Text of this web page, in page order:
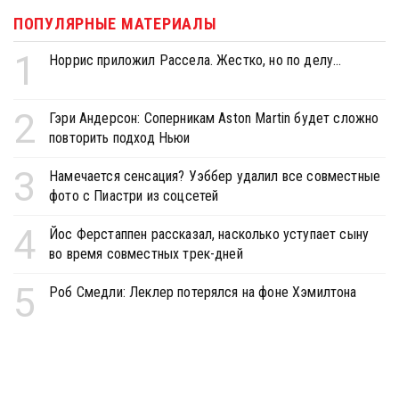
ПОПУЛЯРНЫЕ МАТЕРИАЛЫ
1 Норрис приложил Рассела. Жестко, но по делу...
2
Гэри Андерсон: Соперникам Aston Martin будет сложно
повторить подход Ньюи
3
Намечается сенсация? Уэббер удалил все совместные
фото с Пиастри из соцсетей
4
Йос Ферстаппен рассказал, насколько уступает сыну
во время совместных трек-дней
5 Роб Смедли: Леклер потерялся на фоне Хэмилтона